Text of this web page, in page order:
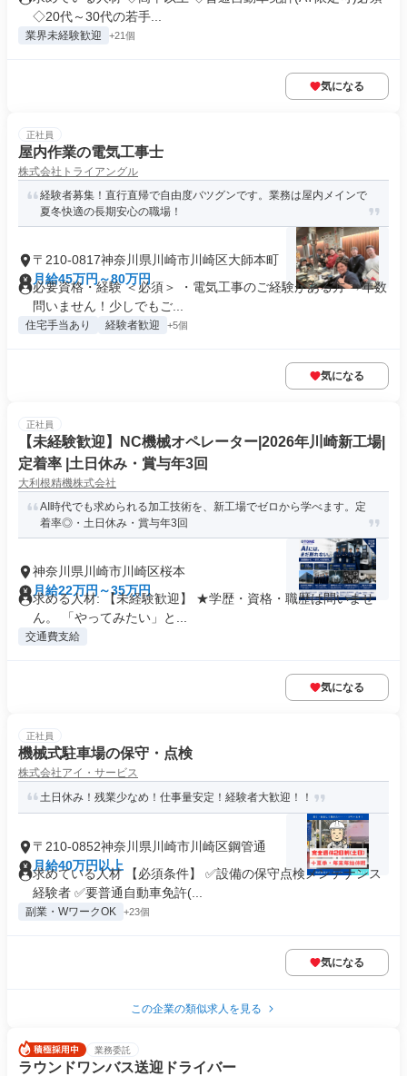
◇20代～30代の若手...
業界未経験歓迎 +21個
気になる
正社員
屋内作業の電気工事士
株式会社トライアングル
経験者募集！直行直帰で自由度バツグンです。業務は屋内メインで
夏冬快適の長期安心の職場！
〒210-0817神奈川県川崎市川崎区大師本町
月給45万円～80万円
必要資格・経験 ＜必須＞ ・電気工事のご経験がある方 ⇒年数
問いません！少しでもご...
住宅手当あり 経験者歓迎 +5個
気になる
正社員
【未経験歓迎】NC機械オペレーター|2026年川崎新工場|
定着率 |土日休み・賞与年3回
大利根精機株式会社
AI時代でも求められる加工技術を、新工場でゼロから学べます。定
着率◎・土日休み・賞与年3回
神奈川県川崎市川崎区桜本
月給22万円～35万円
求める人材: 【未経験歓迎】 ★学歴・資格・職歴は問いませ
ん。 「やってみたい」と...
交通費支給
気になる
正社員
機械式駐車場の保守・点検
株式会社アイ・サービス
土日休み！残業少なめ！仕事量安定！経験者大歓迎！！
〒210-0852神奈川県川崎市川崎区鋼管通
月給40万円以上
求めている人材 【必須条件】 ✅設備の保守点検メンテナンス
経験者 ✅要普通自動車免許(...
副業・WワークOK +23個
気になる
この企業の類似求人を見る
業務委託
ラウンドワンバス送迎ドライバー